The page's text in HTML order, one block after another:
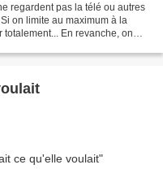
regardent pas la télé ou autres
on limite au maximum à la
En revanche, on